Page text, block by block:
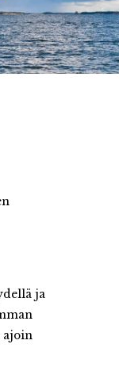
ja
ajoin